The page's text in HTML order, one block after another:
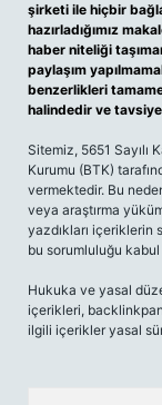
şirketi ile hiçbir
hazırladığımız
haber niteliği
paylaşım
benzerlikleri
halindedir ve
Sitemiz, 5651 Sayılı
Kurumu (BTK)
vermektedir. Bu
veya araştırma
yazdıkları içeriklerin
bu sorumluluğu kabul
Hukuka ve yasal
içerikleri,
ilgili içerikler yasal